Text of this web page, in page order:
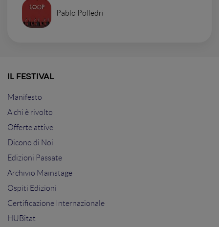
Pablo Polledri
IL FESTIVAL
Manifesto
A chi è rivolto
Offerte attive
Dicono di Noi
Edizioni Passate
Archivio Mainstage
Ospiti Edizioni
Certificazione Internazionale
HUBitat